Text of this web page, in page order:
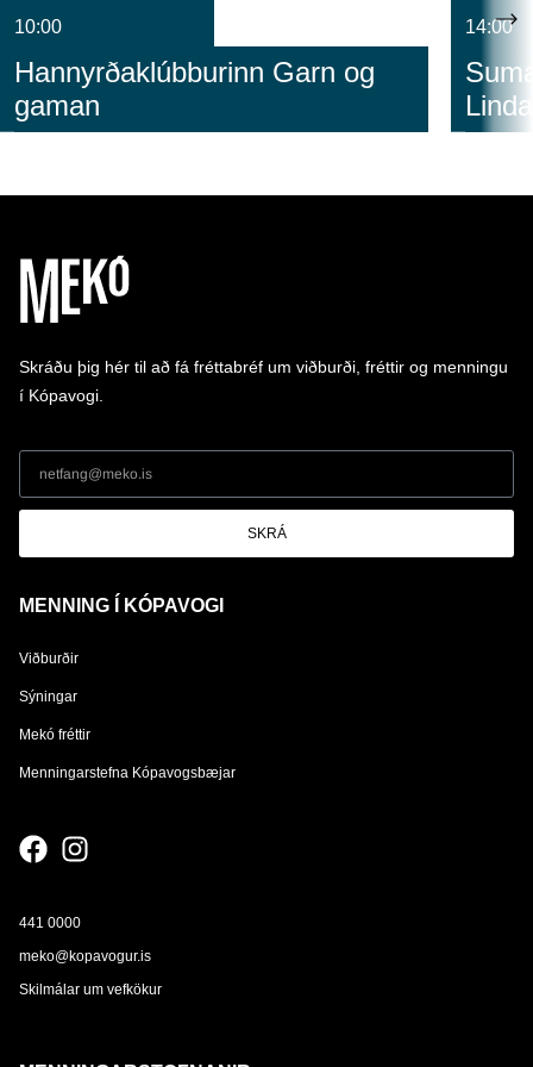
10:00
Hannyrðaklúbburinn Garn og
gaman
14:00
Skráðu þig hér til að fá fréttabréf um viðburði, fréttir og menningu
í Kópavogi.
SKRÁ
MENNING Í KÓPAVOGI
Viðburðir
Sýningar
Mekó fréttir
Menningarstefna Kópavogsbæjar
441 0000
meko@kopavogur.is
Skilmálar um vefkökur